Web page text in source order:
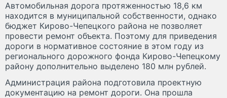
Автомобильная дорога протяженностью 18,6 км
находится в муниципальной собственности, однако
бюджет Кирово-Чепецкого района не позволяет
провести ремонт объекта. Поэтому для приведения
дороги в нормативное состояние в этом году из
регионального дорожного фонда Кирово-Чепецкому
району дополнительно выделено 180 млн рублей.
Администрация района подготовила проектную
документацию на ремонт дороги. Она прошла